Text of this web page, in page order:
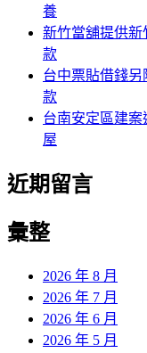
養
新竹當舖提供
款
台中票貼借錢
款
台南安定區建
屋
近期留言
彙整
2026 年 8 月
2026 年 7 月
2026 年 6 月
2026 年 5 月